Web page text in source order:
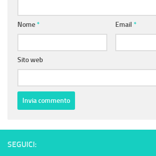
Nome* Email *
Sito web
SEGUICI: